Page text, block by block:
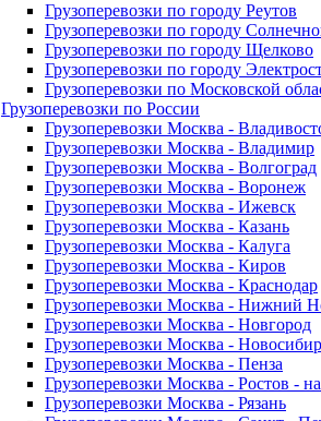
Грузоперевозки по городу Реутов
Грузоперевозки по городу
Грузоперевозки по городу Щелково
Грузоперевозки по городу
Грузоперевозки по Московской
Грузоперевозки по России
Грузоперевозки Москва -
Грузоперевозки Москва - Владимир
Грузоперевозки Москва - Волгоград
Грузоперевозки Москва - Воронеж
Грузоперевозки Москва - Ижевск
Грузоперевозки Москва - Казань
Грузоперевозки Москва - Калуга
Грузоперевозки Москва - Киров
Грузоперевозки Москва - Краснодар
Грузоперевозки Москва - Нижний
Грузоперевозки Москва - Новгород
Грузоперевозки Москва -
Грузоперевозки Москва - Пенза
Грузоперевозки Москва - Ростов -
Грузоперевозки Москва - Рязань